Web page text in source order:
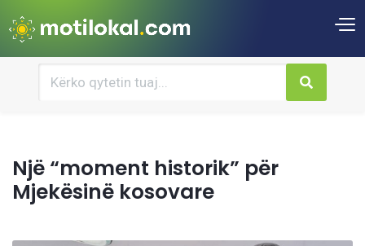
Një “moment historik” për
Mjekësinë kosovare